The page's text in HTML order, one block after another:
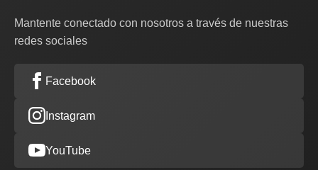
Mantente conectado con nosotros a través de nuestras
redes sociales
Facebook
Instagram
YouTube